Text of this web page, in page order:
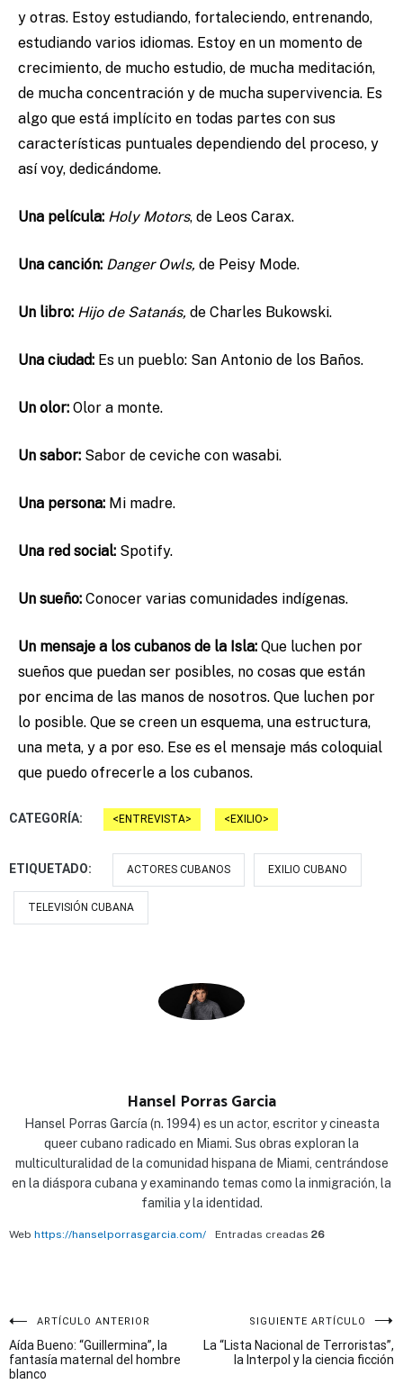
y otras. Estoy estudiando, fortaleciendo, entrenando,
estudiando varios idiomas. Estoy en un momento de
crecimiento, de mucho estudio, de mucha meditación,
de mucha concentración y de mucha supervivencia. Es
algo que está implícito en todas partes con sus
características puntuales dependiendo del proceso, y
así voy, dedicándome.
Una película: Holy Motors, de Leos Carax.
Una canción: Danger Owls, de Peisy Mode.
Un libro: Hijo de Satanás, de Charles Bukowski.
Una ciudad: Es un pueblo: San Antonio de los Baños.
Un olor: Olor a monte.
Un sabor: Sabor de ceviche con wasabi.
Una persona: Mi madre.
Una red social: Spotify.
Un sueño: Conocer varias comunidades indígenas.
Un mensaje a los cubanos de la Isla: Que luchen por
sueños que puedan ser posibles, no cosas que están
por encima de las manos de nosotros. Que luchen por
lo posible. Que se creen un esquema, una estructura,
una meta, y a por eso. Ese es el mensaje más coloquial
que puedo ofrecerle a los cubanos.
CATEGORÍA: ENTREVISTA EXILIO
ETIQUETADO: ACTORES CUBANOS EXILIO CUBANO
TELEVISIÓN CUBANA
Hansel Porras Garcia
Hansel Porras García (n. 1994) es un actor, escritor y cineasta
queer cubano radicado en Miami. Sus obras exploran la
multiculturalidad de la comunidad hispana de Miami, centrándose
en la diáspora cubana y examinando temas como la inmigración, la
familia y la identidad.
Web https://hanselporrasgarcia.com/ Entradas creadas 26
Navegación
de
ARTÍCULO ANTERIOR
Aída Bueno: “Guillermina”, la
fantasía maternal del hombre
blanco
SIGUIENTE ARTÍCULO
La “Lista Nacional de Terroristas”,
la Interpol y la ciencia ficción